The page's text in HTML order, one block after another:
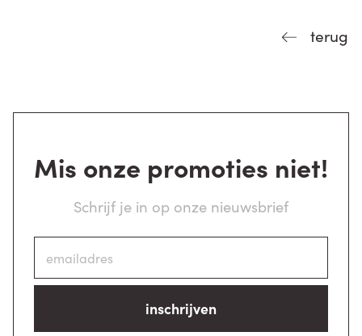
terug
Mis onze promoties niet!
Schrijf je in op onze nieuwsbrief
inschrijven